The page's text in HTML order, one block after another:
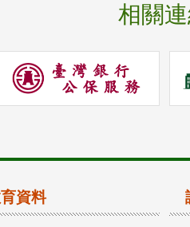
相關
資料